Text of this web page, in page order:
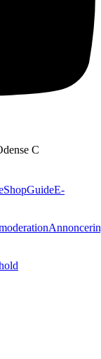
C
ShopGuideE-